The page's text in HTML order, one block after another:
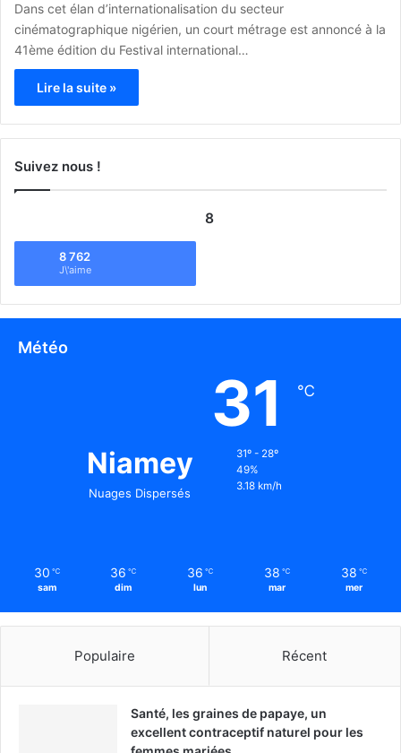
Dans cet élan d’internationalisation du secteur
cinématographique nigérien, un court métrage est annoncé à la
41ème édition du Festival international…
Lire la suite »
Suivez nous !
8
8 762
J\'aime
Météo
Niamey
Nuages Dispersés
31 ℃
31º - 28º
49%
3.18 km/h
30 ℃
sam
36 ℃
dim
36 ℃
lun
38 ℃
mar
38 ℃
mer
Populaire Récent
Santé, les graines de papaye, un
excellent contraceptif naturel pour les